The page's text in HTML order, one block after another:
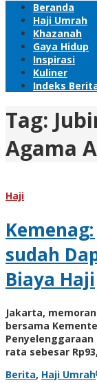
Beranda
Haji Umrah
Khazanah
Gaya Hidup
Inspirasi
Kuliner
Indeks
Tag:
Agama
Haji
sudah
Biaya Haji
Jakarta,
bersama
Penyelenggaraan
rata sebesar
Berita, Haji Umrah